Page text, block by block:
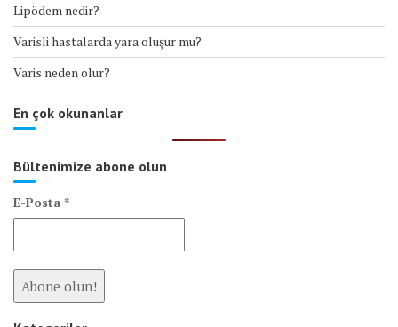
Lipödem nedir?
Varisli hastalarda yara oluşur mu?
Varis neden olur?
En çok okunanlar
Bültenimize abone olun
E-Posta *